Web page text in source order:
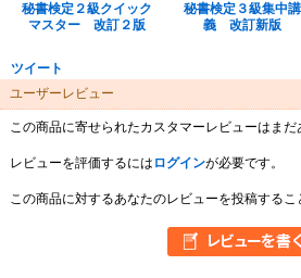
秘書検定２級クイック
マスター 改訂２版
秘書検定３級集中講
義 改訂新版
ツイート
ユーザーレビュー
この商品に寄せられたカスタマーレビューはまだ
レビューを評価するには ログインが必要です。
この商品に対するあなたのレビューを投稿するこ